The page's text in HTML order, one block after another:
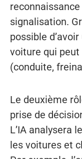
signalisation.
possible
voiture qui
(conduite,
Le deuxième
prise de
L’IA analysera
les voitures et